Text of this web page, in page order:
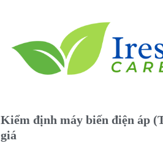
Kiểm định máy biến điện áp
giá